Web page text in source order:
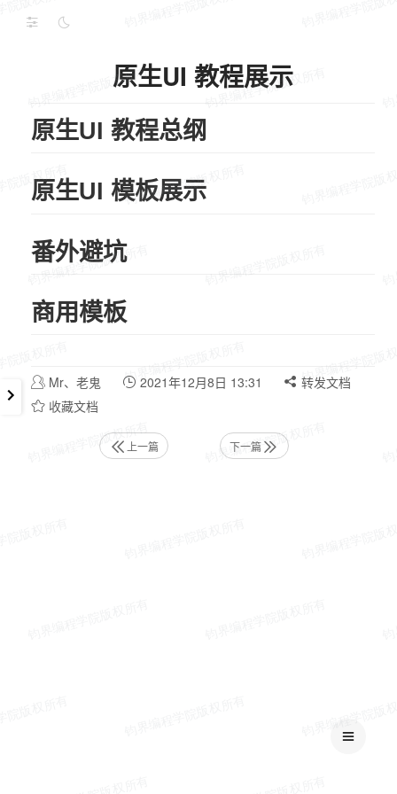
原生UI 教程展示
原生UI 教程总纲
原生UI 模板展示
番外避坑
商用模板
Mr、老鬼 2021年12月8日 13:31
转发文档
收藏文档
上一篇 下一篇